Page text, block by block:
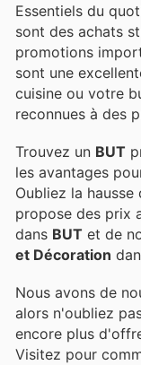
Essentiels du
sont des achats
promotions
sont une
cuisine ou votre
reconnues à des
Trouvez un BUT
les avantages
Oubliez la
propose des prix
dans BUT et de
et Décoration
Nous avons de
alors n'oubliez
encore plus
Visitez pour